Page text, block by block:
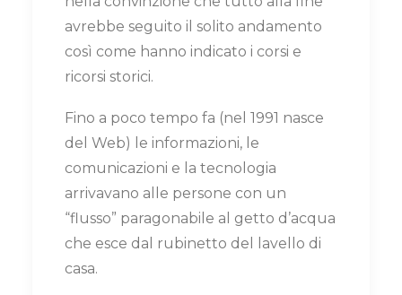
avrebbe seguito il solito andamento
così come hanno indicato i corsi e
ricorsi storici.
Fino a poco tempo fa (nel 1991 nasce
del Web) le informazioni, le
comunicazioni e la tecnologia
arrivavano alle persone con un
“flusso” paragonabile al getto d’acqua
che esce dal rubinetto del lavello di
casa.